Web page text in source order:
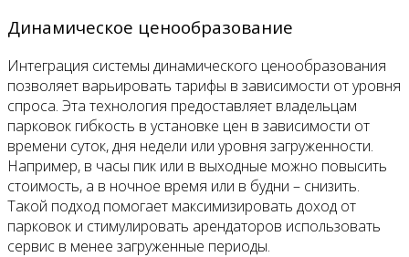
Динамическое ценообразование
Интеграция системы динамического ценообразования
позволяет варьировать тарифы в зависимости от уровня
спроса. Эта технология предоставляет владельцам
парковок гибкость в установке цен в зависимости от
времени суток, дня недели или уровня загруженности.
Например, в часы пик или в выходные можно повысить
стоимость, а в ночное время или в будни – снизить.
Такой подход помогает максимизировать доход от
парковок и стимулировать арендаторов использовать
сервис в менее загруженные периоды.